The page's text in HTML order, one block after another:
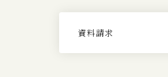
資料請求